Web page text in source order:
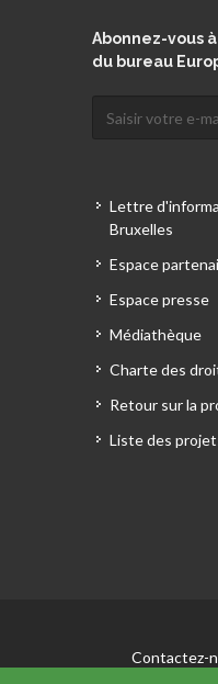
Abonnez-vous
du bureau
Lettre
Bruxelles
Espace
Espace presse
Médiathèque
Charte des
Retour sur la
Liste des
Contactez-